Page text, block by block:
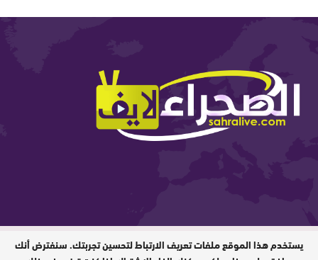
المدير المسؤول : ابيبك المحفوظ / جميع
يستخدم هذا الموقع ملفات تعريف الارتباط لتحسين تجربتك. سنفترض أنك